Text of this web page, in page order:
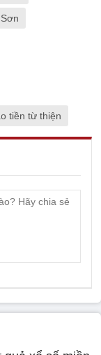
tiền từ thiện